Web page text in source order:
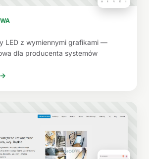
LED z wymiennymi grafikami —
dla producenta systemów